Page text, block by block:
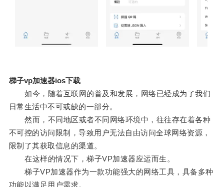
梯子vp加速器ios下载
如今，随着互联网的普及和发展，网络已经成为了我们
日常生活中不可或缺的一部分。
然而，不同地区或者不同网络环境中，往往存在着各种
不可控的访问限制，导致用户无法自由访问全球网络资源，
限制了其获取信息的渠道。
在这样的情况下，梯子VP加速器应运而生。
梯子VP加速器作为一款功能强大的网络工具，具备多种
功能以满足用户需求。